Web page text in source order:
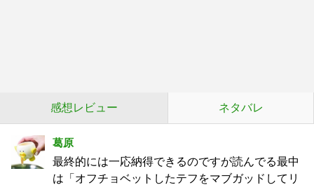
感想レビュー ネタバレ
葛原
最終的には一応納得できるのですが読んでる最中
は「オフチョベットしたテフをマブガッドしてリ